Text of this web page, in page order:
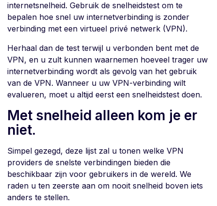
internetsnelheid. Gebruik de snelheidstest om te
bepalen hoe snel uw internetverbinding is zonder
verbinding met een virtueel privé netwerk (VPN).
Herhaal dan de test terwijl u verbonden bent met de
VPN, en u zult kunnen waarnemen hoeveel trager uw
internetverbinding wordt als gevolg van het gebruik
van de VPN. Wanneer u uw VPN-verbinding wilt
evalueren, moet u altijd eerst een snelheidstest doen.
Met snelheid alleen kom je er
niet.
Simpel gezegd, deze lijst zal u tonen welke VPN
providers de snelste verbindingen bieden die
beschikbaar zijn voor gebruikers in de wereld. We
raden u ten zeerste aan om nooit snelheid boven iets
anders te stellen.